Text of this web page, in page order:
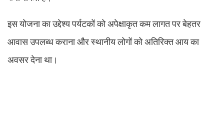
इस योजना का उद्देश्य पर्यटकों को अपेक्षाकृत कम लागत पर बेहतर
आवास उपलब्ध कराना और स्थानीय लोगों को अतिरिक्त आय का
अवसर देना था।